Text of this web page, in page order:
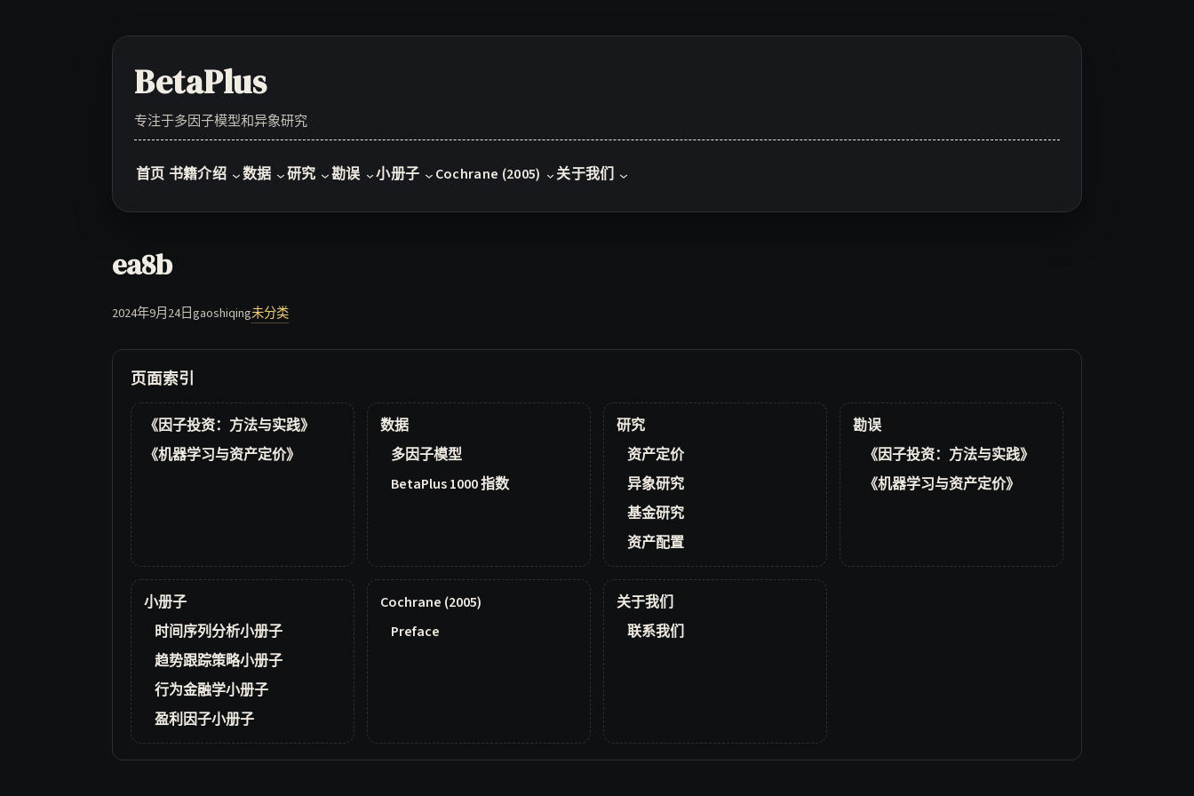
BetaPlus
专注于多因子模型和异象研究
首页 书籍介绍 数据 研究 勘误 小册子 Cochrane (2005) 关于我们
ea8b
2024年9月24日gaoshiqing未分类
页面索引
《因子投资：方法与实践》
《机器学习与资产定价》
数据
多因子模型
BetaPlus 1000 指数
研究
资产定价
异象研究
基金研究
资产配置
勘误
《因子投资：方法与实践》
《机器学习与资产定价》
小册子
时间序列分析小册子
趋势跟踪策略小册子
行为金融学小册子
盈利因子小册子
Cochrane (2005)
Preface
关于我们
联系我们